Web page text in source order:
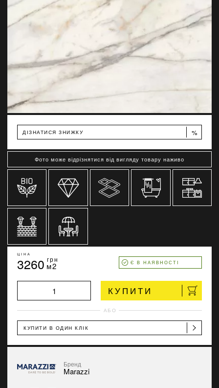
ДІЗНАТИСЯ ЗНИЖКУ %
Фото може відрізнятися від вигляду товару наживо
ЦІНА
3260 грн
м2 Є В НАЯВНОСТІ
КУПИТИ
АБО
КУПИТИ В ОДИН КЛІК
Бренд
Marazzi